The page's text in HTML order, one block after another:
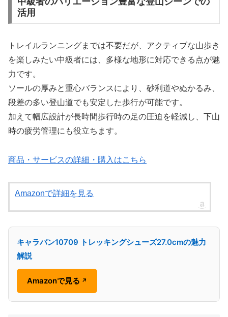
活用
トレイルランニングまでは不要だが、アクティブな山歩き
を楽しみたい中級者には、多様な地形に対応できる点が魅
力です。
ソールの厚みと重心バランスにより、砂利道やぬかるみ、
段差の多い登山道でも安定した歩行が可能です。
加えて幅広設計が長時間歩行時の足の圧迫を軽減し、下山
時の疲労管理にも役立ちます。
商品・サービスの詳細・購入はこちら
Amazonで詳細を見る
キャラバン10709 トレッキングシューズ27.0cmの魅力
解説
Amazonで見る ↗